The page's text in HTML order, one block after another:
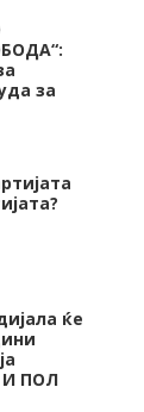
за
ќе
И ПОЛ